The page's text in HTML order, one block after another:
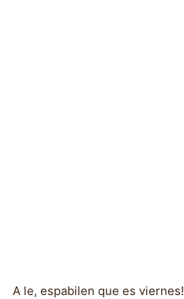
A le, espabilen que es viernes!